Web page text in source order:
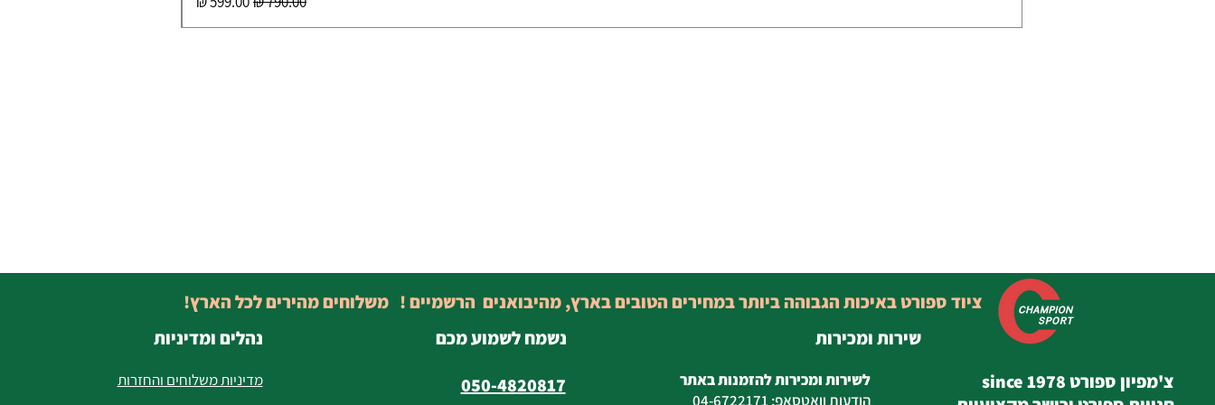
נהלים ומדיניות
מדיניות משלוחים והחזרות
נשמח לשמוע מכם
050-4820817
לשירות ומכירות להזמנות באתר
הודעות וואטסאפ:
04-6722171
צ'מפיון ספורט since 1978
שירות ומכירות
ציוד ספורט באיכות הגבוהה ביותר במחירים הטובים בארץ, מהיבואנים הרשמיים ! משלוחים מהירים לכל הארץ!